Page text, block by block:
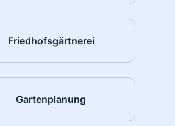
Friedhofsgärtnerei
Gartenplanung